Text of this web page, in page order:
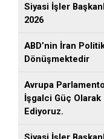
Siyasi İşler
2026
ABD’nin İran
Dönüşmektedir
Avrupa
İşgalci Güç
Ediyoruz.